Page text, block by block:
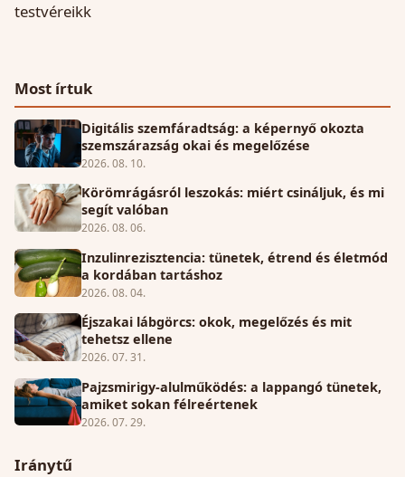
testvéreikk
Most írtuk
Digitális szemfáradtság: a képernyő okozta
szemszárazság okai és megelőzése
2026. 08. 10.
Körömrágásról leszokás: miért csináljuk, és mi
segít valóban
2026. 08. 06.
Inzulinrezisztencia: tünetek, étrend és életmód
a kordában tartáshoz
2026. 08. 04.
Éjszakai lábgörcs: okok, megelőzés és mit
tehetsz ellene
2026. 07. 31.
Pajzsmirigy-alulműködés: a lappangó tünetek,
amiket sokan félreértenek
2026. 07. 29.
Iránytű